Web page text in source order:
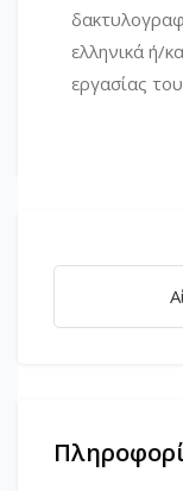
ελληνικά ή/
εργασίας